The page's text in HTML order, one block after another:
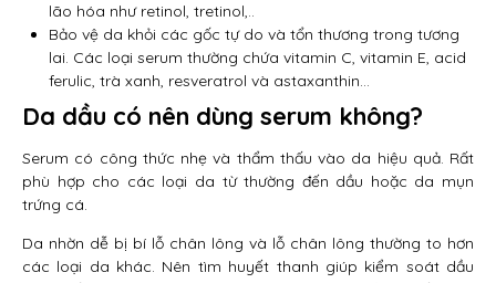
lão hóa như retinol, tretinol,..
Bảo vệ da khỏi các gốc tự do và tổn thương trong tương
lai. Các loại serum thường chứa vitamin C, vitamin E, acid
ferulic, trà xanh, resveratrol và astaxanthin…
Da dầu có nên dùng serum không?
Serum có công thức nhẹ và thẩm thấu vào da hiệu quả. Rất
phù hợp cho các loại da từ thường đến dầu hoặc da mụn
trứng cá.
Da nhờn dễ bị bí lỗ chân lông và lỗ chân lông thường to hơn
các loại da khác. Nên tìm huyết thanh giúp kiểm soát dầu